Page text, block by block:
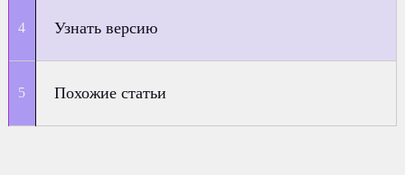
Узнать версию
Похожие статьи